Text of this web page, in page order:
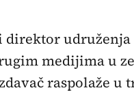
udruženja
medijima u
raspolaže u